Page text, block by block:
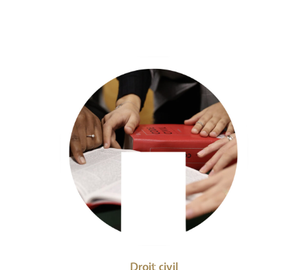
Droit civil